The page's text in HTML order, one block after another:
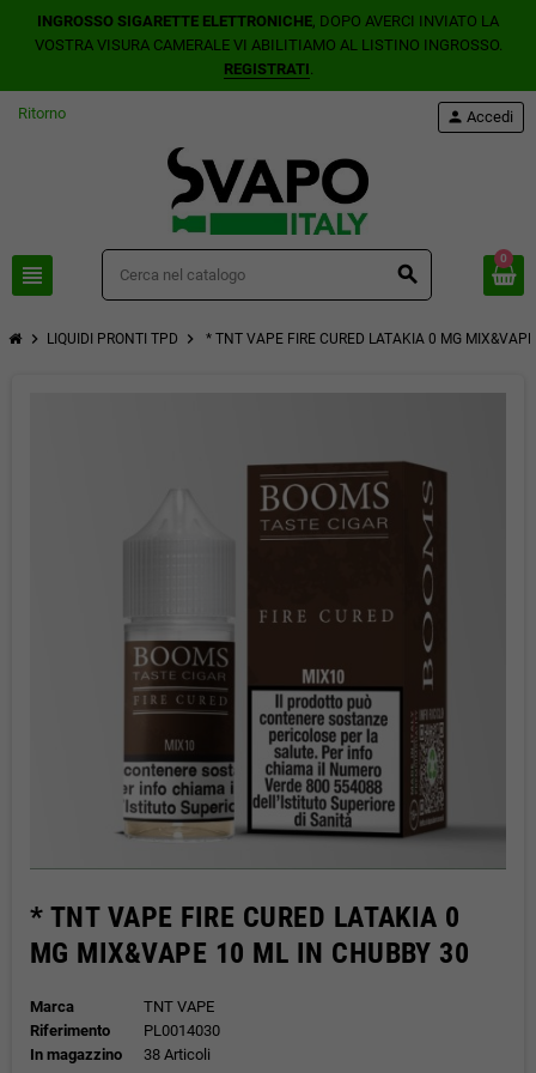
INGROSSO SIGARETTE ELETTRONICHE, DOPO AVERCI INVIATO LA
VOSTRA VISURA CAMERALE VI ABILITIAMO AL LISTINO INGROSSO.
REGISTRATI.
Ritorno
view_headline search
person Accedi
0
chevron_right LIQUIDI PRONTI TPD chevron_right * TNT VAPE FIRE CURED LATAKIA 0 MG
* TNT VAPE FIRE CURED LATAKIA 0
MG MIX&VAPE 10 ML IN CHUBBY 30
Marca
TNT VAPE
Riferimento
PL0014030
In magazzino
38 Articoli